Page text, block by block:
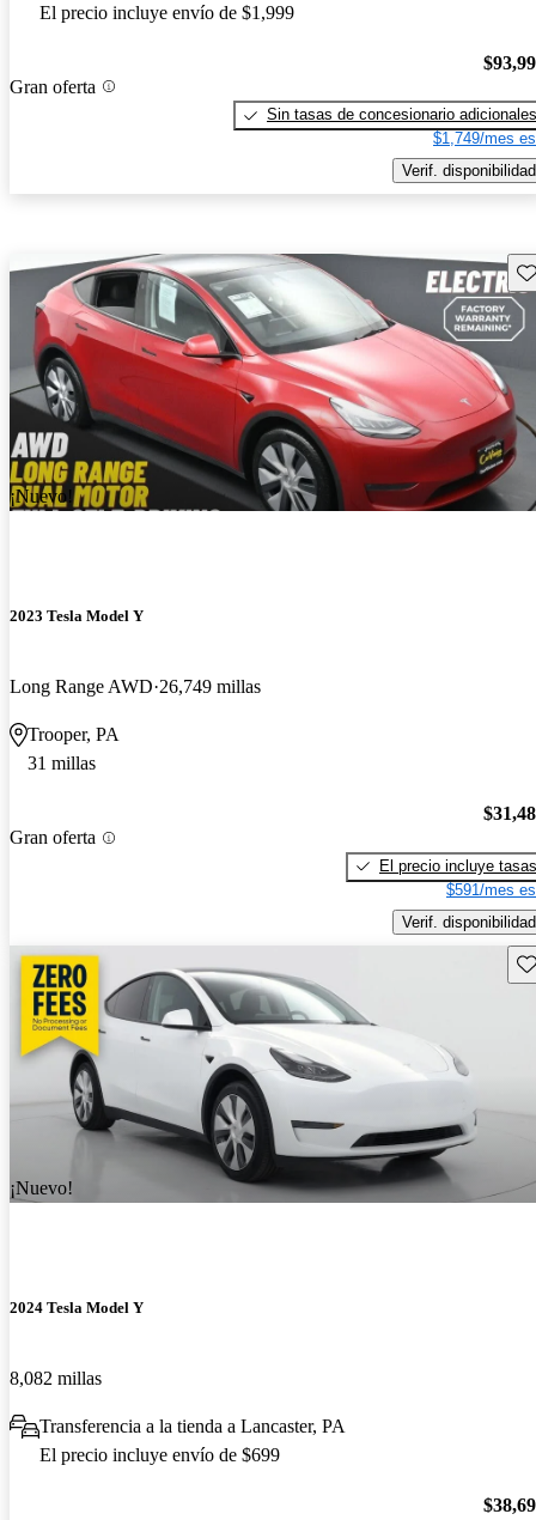
El precio incluye envío de $1,999
Gran oferta
Sin tasas de concesionario adicionales
$1,749/mes
Verif. disponibilidad
¡Nuevo!
2023 Tesla Model Y
Long Range AWD 26,749 millas
Trooper, PA
31 millas
Gran oferta
El precio incluye tasas
$591/mes
Verif. disponibilidad
¡Nuevo!
2024 Tesla Model Y
8,082 millas
Transferencia a la tienda a Lancaster, PA
El precio incluye envío de $699